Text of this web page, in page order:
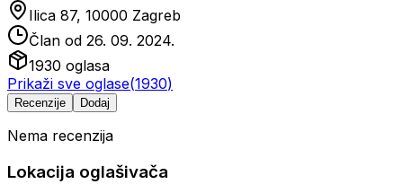
Ilica 87, 10000 Zagreb
Član od 26. 09. 2024.
1930 oglasa
Prikaži sve oglase(1930)
Recenzije Dodaj
Nema recenzija
Lokacija oglašivača